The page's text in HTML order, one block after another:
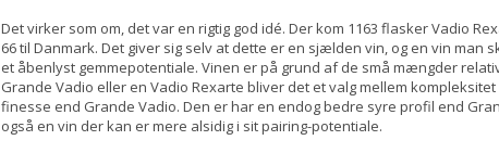
Det virker som om, det var en rigtig god idé. Der kom 1163 flasker Vadio
66 til Danmark. Det giver sig selv at dette er en sjælden vin, og en vin man
et åbenlyst gemmepotentiale. Vinen er på grund af de små mængder
Grande Vadio eller en Vadio Rexarte bliver det et valg mellem
finesse end Grande Vadio. Den er har en endog bedre syre profil end
også en vin der kan er mere alsidig i sit pairing-potentiale.